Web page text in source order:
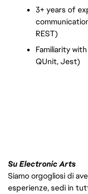
3+ years of
REST)
Familiarity
QUnit, Jest)
Su Electronic Arts
Siamo orgogliosi di
esperienze, sedi in